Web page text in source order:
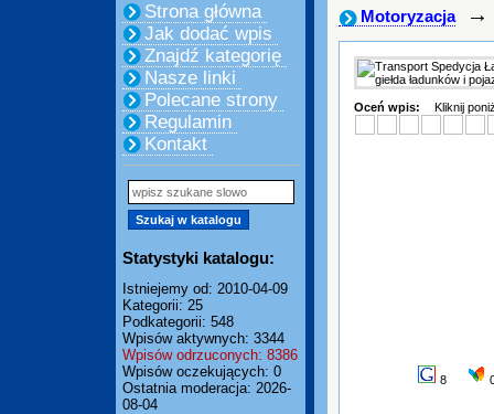
Strona główna
Jak dodać wpis
Znajdź kategorię
Nasze linki
Polecane strony
Regulamin
Kontakt
Statystyki katalogu:
Istniejemy od: 2010-04-09
Kategorii: 25
Podkategorii: 548
Wpisów aktywnych: 3344
Wpisów odrzuconych: 8386
Wpisów oczekujących: 0
Ostatnia moderacja: 2026-
08-04
Motoryzacja →
Oceń wpis: Kliknij
8